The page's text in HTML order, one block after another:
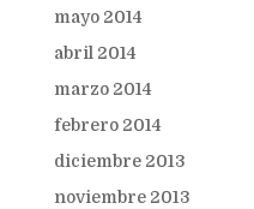
mayo 2014
abril 2014
marzo 2014
febrero 2014
diciembre 2013
noviembre 2013